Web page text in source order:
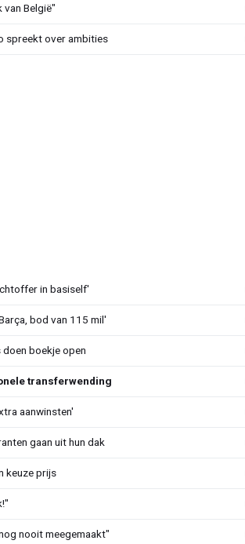
van België"
spreekt over ambities
in basiself'
bod van 115 mil'
boekje open
transferwending
aanwinsten'
gaan uit hun dak
keuze prijs
nooit meegemaakt"